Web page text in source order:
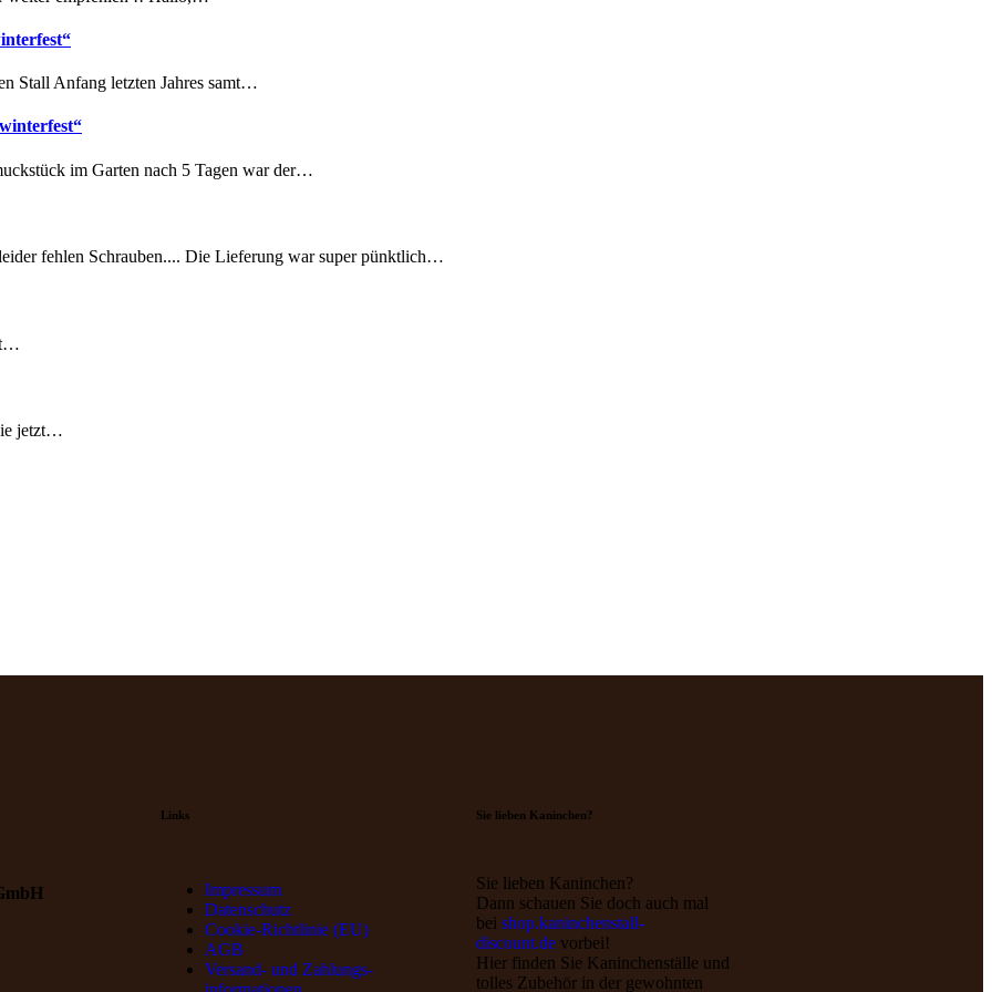
Stall Anfang letzten Jahres samt…
im Garten nach 5 Tagen war der…
fehlen Schrauben.... Die Lieferung war super pünktlich…
jetzt…
Links
Impressum
Datenschutz
Cookie-Richtlinie (EU)
AGB
Versand- und Zahlungs­
Sie lieben Kaninchen?
Sie lieben Kaninchen?
Dann schauen Sie doch auch mal
bei shop.kaninchenstall-
discount.de vorbei!
Hier finden Sie Kaninchenställe und
tolles Zubehör in der gewohnten